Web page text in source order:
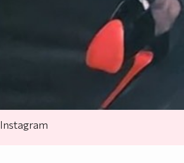
Instagram